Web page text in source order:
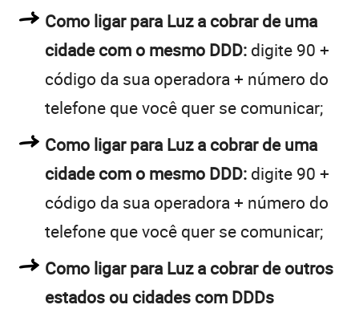
Como ligar para Luz a cobrar de uma
cidade com o mesmo DDD: digite 90 +
código da sua operadora + número do
telefone que você quer se comunicar;
Como ligar para Luz a cobrar de uma
cidade com o mesmo DDD: digite 90 +
código da sua operadora + número do
telefone que você quer se comunicar;
Como ligar para Luz a cobrar de outros
estados ou cidades com DDDs